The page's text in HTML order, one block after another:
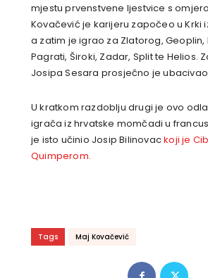
mjestu prvenstvene ljestvice s
Kovačević je karijeru započeo u Krki
a zatim je igrao za Zlatorog, Geoplin,
Pagrati, Široki, Zadar, Split te Helios.
Josipa Sesara prosječno je
U kratkom razdoblju drugi je ovo
igrača iz hrvatske momčadi u
je isto učinio Josip Bilinovackoji je
Quimperom.
Tags Maj Kovačević